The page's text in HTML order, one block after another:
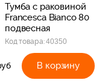
Тумба с раковиной
Francesca Bianco 80
подвесная
Код товара:40350
В корзину